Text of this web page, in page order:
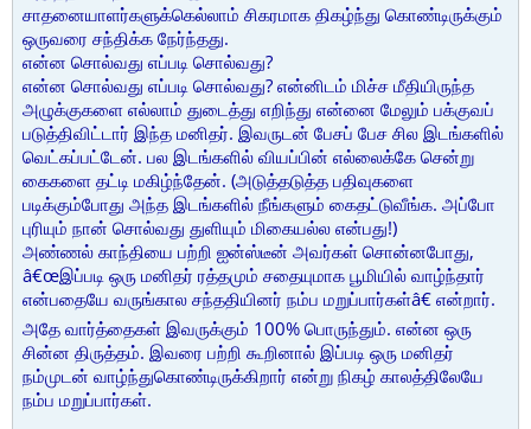
சாதனையாளர்களுக்கெல்லாம் சிகரமாக திகழ்ந்து கொண்டிருக்கும்
ஒருவரை சந்திக்க நேர்ந்தது.
என்ன சொல்வது எப்படி சொல்வது?
என்ன சொல்வது எப்படி சொல்வது? என்னிடம் மிச்ச மீதியிருந்த
அழுக்குகளை எல்லாம் துடைத்து எறிந்து என்னை மேலும் பக்குவப்
படுத்திவிட்டார் இந்த மனிதர். இவருடன் பேசப் பேச சில இடங்களில்
வெட்கப்பட்டேன். பல இடங்களில் வியப்பின் எல்லைக்கே சென்று
கைகளை தட்டி மகிழ்ந்தேன். (அடுத்தடுத்த பதிவுகளை
படிக்கும்போது அந்த இடங்களில் நீங்களும் கைதட்டுவீங்க. அப்போ
புரியும் நான் சொல்வது துளியும் மிகையல்ல என்பது!)
அண்ணல் காந்தியை பற்றி ஐன்ஸ்டீன் அவர்கள் சொன்னபோது,
â€œஇப்படி ஒரு மனிதர் ரத்தமும் சதையுமாக பூமியில் வாழ்ந்தார்
என்பதையே வருங்கால சந்ததியினர் நம்ப மறுப்பார்கள்â€ என்றார்.
அதே வார்த்தைகள் இவருக்கும் 100% பொருந்தும். என்ன ஒரு
சின்ன திருத்தம். இவரை பற்றி கூறினால் இப்படி ஒரு மனிதர்
நம்முடன் வாழ்ந்துகொண்டிருக்கிறார் என்று நிகழ் காலத்திலேயே
நம்ப மறுப்பார்கள்.